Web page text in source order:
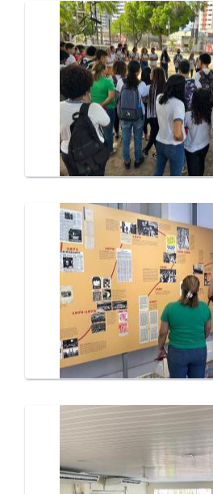
Galeria de Mídias